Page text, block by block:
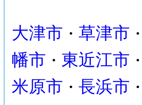
大津市 ・ 草津市 ・
幡市 ・ 東近江市 ・
米原市 ・ 長浜市 ・